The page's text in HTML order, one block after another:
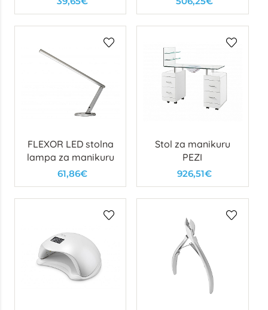
FLEXOR LED stolna
lampa za manikuru
61,86€
Stol za manikuru
PEZI
926,51€